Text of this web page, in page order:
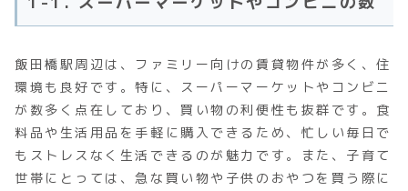
飯田橋駅周辺は、ファミリー向けの賃貸物件が多く、住
環境も良好です。特に、スーパーマーケットやコンビニ
が数多く点在しており、買い物の利便性も抜群です。食
料品や生活用品を手軽に購入できるため、忙しい毎日で
もストレスなく生活できるのが魅力です。また、子育て
世帯にとっては、急な買い物や子供のおやつを買う際に